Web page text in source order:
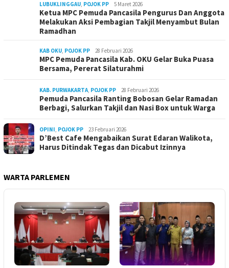
LUBUKLINGGAU, POJOK PP 5 Maret 2026
Ketua MPC Pemuda Pancasila Pengurus Dan Anggota
Melakukan Aksi Pembagian Takjil Menyambut Bulan
Ramadhan
KAB OKU, POJOK PP 28 Februari 2026
MPC Pemuda Pancasila Kab. OKU Gelar Buka Puasa
Bersama, Pererat Silaturahmi
KAB. PURWAKARTA, POJOK PP 28 Februari 2026
Pemuda Pancasila Ranting Bobosan Gelar Ramadan
Berbagi, Salurkan Takjil dan Nasi Box untuk Warga
OPINI, POJOK PP 23 Februari 2026
D’Best Cafe Mengabaikan Surat Edaran Walikota,
Harus Ditindak Tegas dan Dicabut Izinnya
WARTA PARLEMEN